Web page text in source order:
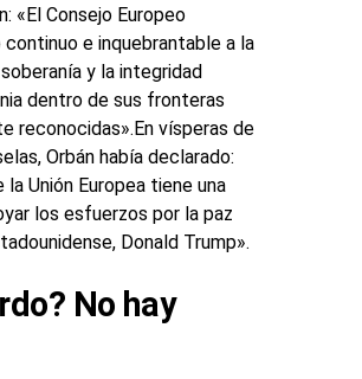
«El Consejo Europeo
e inquebrantable a la
y la integridad
dentro de sus fronteras
reconocidas».En vísperas de
Orbán había declarado:
Unión Europea tiene una
los esfuerzos por la paz
Donald Trump».
No hay